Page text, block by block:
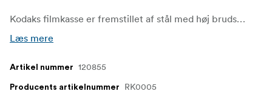
Kodaks filmkasse er fremstillet af stål med høj brudstyrke og yder høj beskyttelse. til dine film. Kassen er lille og bærbar, hvilket gør den perfekt til alle tilhængere af analoge film. Den holder dine filmruller tørre og rene og rummer fem ruller 135 mm film på ét sted. Den er perfekt til dagens billeder eller på en dejlig lang ferie.
Læs mere
Artikel nummer 120855
Producents artikelnummer RK0005